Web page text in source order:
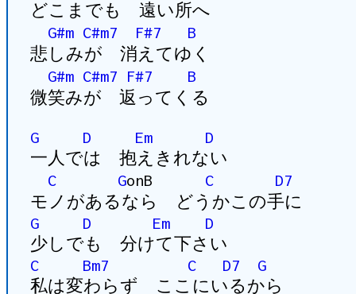
どこまでも 遠い所へ
G#m C#m7 F#7
B
悲しみが 消えてゆく
G#m C#m7 F#7
B
微笑みが 返ってくる
G D Em
D
一人では 抱えきれない
C
GonB C
D7
モノがあるなら どうかこの手に
G
D Em
D
少しでも 分けて下さい
C
Bm7 C D7
G
私は変わらず ここにいるから